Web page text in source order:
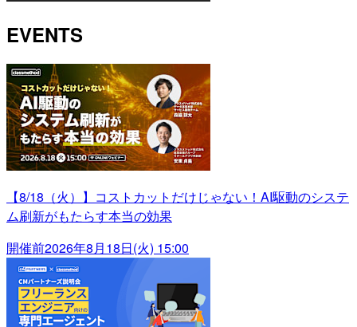
EVENTS
【8/18（火）】コストカットだけじゃない！AI駆動のシステ
ム刷新がもたらす本当の効果
開催前2026年8月18日(火) 15:00